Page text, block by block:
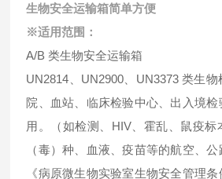
生物安全运输箱简单方便
※适用范围：
A/B 类生物安全运输箱
UN2814、UN2900、UN3373 类生物
院、血站、临床检验中心、出入境
用。（如检测、HIV、霍乱、鼠疫标
（毒）种、血液、疫苗等的航空、
《病原微生物实验室生物安全管理